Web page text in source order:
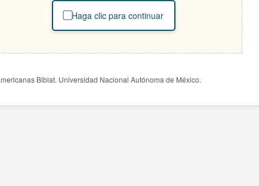
Haga clic para continuar
Biblat. Universidad Nacional Autónoma de México.